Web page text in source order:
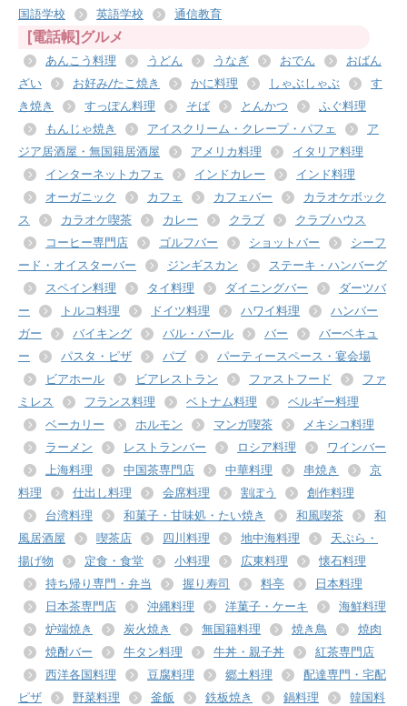
国語学校 英語学校 通信教育
[電話帳]グルメ
あんこう料理 うどん うなぎ おでん
おばん
ざい
お好み/たこ焼き かに料理 しゃぶしゃぶ
す
き焼き
すっぽん料理 そば とんかつ
ふぐ料理
もんじゃ焼き
アイスクリーム・クレープ・パフェ
ア
ジア居酒屋・無国籍居酒屋
アメリカ料理
イタリア料理
インターネットカフェ
インドカレー
インド料理
オーガニック
カフェ カフェバー
カラオケボック
ス
カラオケ喫茶 カレー クラブ
クラブハウス
コーヒー専門店
ゴルフバー ショットバー
シーフ
ード・オイスターバー
ジンギスカン
ステーキ・ハンバーグ
スペイン料理
タイ料理 ダイニングバー
ダーツバ
ー
トルコ料理 ドイツ料理 ハワイ料理
ハンバー
ガー
バイキング バル・バール バー
バーベキュ
ー
パスタ・ピザ パブ
パーティースペース・宴会場
ビアホール
ビアレストラン ファストフード
ファ
ミレス
フランス料理 ベトナム料理
ベルギー料理
ベーカリー
ホルモン マンガ喫茶
メキシコ料理
ラーメン
レストランバー ロシア料理
ワインバー
上海料理
中国茶専門店 中華料理 串焼き
京
料理
仕出し料理 会席料理 割ぽう
創作料理
台湾料理
和菓子・甘味処・たい焼き 和風喫茶
和
風居酒屋
喫茶店 四川料理 地中海料理
天ぷら・
揚げ物
定食・食堂 小料理 広東料理
懐石料理
持ち帰り専門・弁当
握り寿司 料亭
日本料理
日本茶専門店
沖縄料理 洋菓子・ケーキ
海鮮料理
炉端焼き
炭火焼き 無国籍料理 焼き鳥
焼肉
焼酎バー
牛タン料理 牛丼・親子丼
紅茶専門店
西洋各国料理
豆腐料理 郷土料理
配達専門・宅配
ピザ
野菜料理 釜飯 鉄板焼き 鍋料理
韓国料